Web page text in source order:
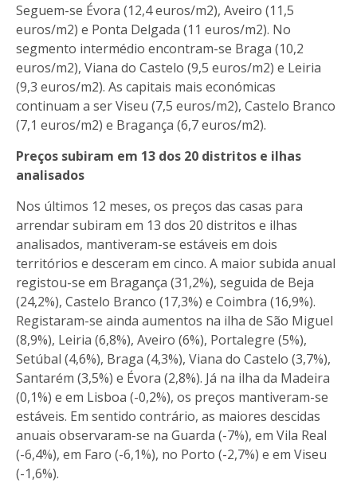
Seguem-se Évora (12,4 euros/m2), Aveiro (11,5
euros/m2) e Ponta Delgada (11 euros/m2). No
segmento intermédio encontram-se Braga (10,2
euros/m2), Viana do Castelo (9,5 euros/m2) e Leiria
(9,3 euros/m2). As capitais mais económicas
continuam a ser Viseu (7,5 euros/m2), Castelo Branco
(7,1 euros/m2) e Bragança (6,7 euros/m2).
Preços subiram em 13 dos 20 distritos e ilhas
analisados
Nos últimos 12 meses, os preços das casas para
arrendar subiram em 13 dos 20 distritos e ilhas
analisados, mantiveram-se estáveis em dois
territórios e desceram em cinco. A maior subida anual
registou-se em Bragança (31,2%), seguida de Beja
(24,2%), Castelo Branco (17,3%) e Coimbra (16,9%).
Registaram-se ainda aumentos na ilha de São Miguel
(8,9%), Leiria (6,8%), Aveiro (6%), Portalegre (5%),
Setúbal (4,6%), Braga (4,3%), Viana do Castelo (3,7%),
Santarém (3,5%) e Évora (2,8%). Já na ilha da Madeira
(0,1%) e em Lisboa (-0,2%), os preços mantiveram-se
estáveis. Em sentido contrário, as maiores descidas
anuais observaram-se na Guarda (-7%), em Vila Real
(-6,4%), em Faro (-6,1%), no Porto (-2,7%) e em Viseu
(-1,6%).